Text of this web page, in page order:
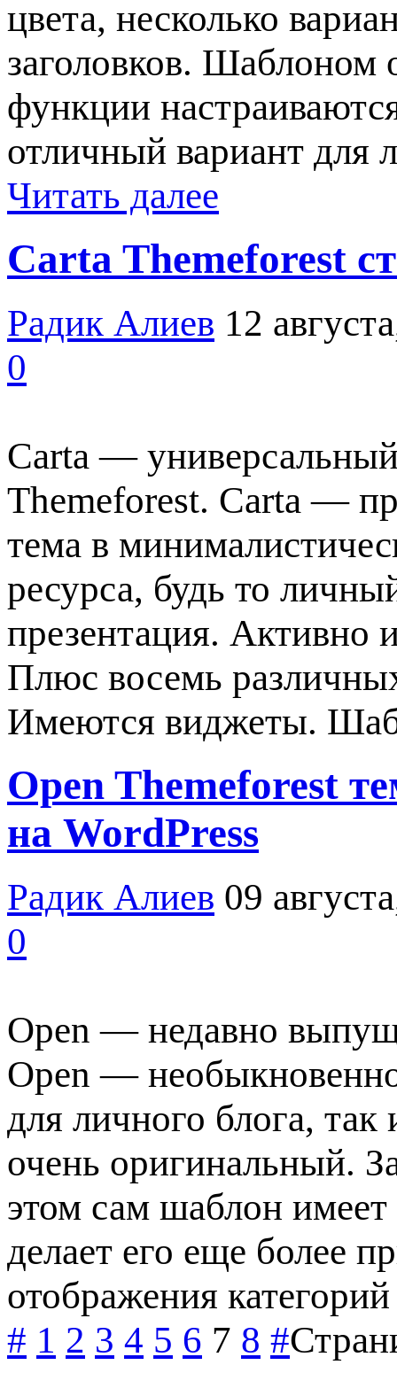
цвета, несколько
заголовков. Шаблоном
функции
отличный вариант для
Читать далее
Carta Themeforest
Радик Алиев 12
0
Carta —
Themeforest. Carta —
тема в
ресурса, будь то
презентация. Активно
Плюс восемь
Имеются виджеты.
Open Themeforest
на WordPress
Радик Алиев 09
0
Open — недавно
Open —
для личного блога,
очень оригинальный.
этом сам шаблон
делает его еще более
отображения
# 1 2 3 4 5 6 7 8 #